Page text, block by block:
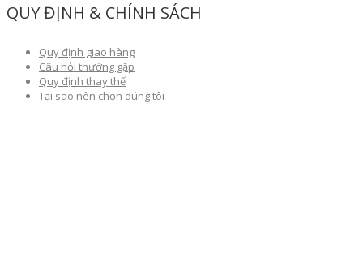
QUY ĐỊNH & CHÍNH SÁCH
Quy định giao hàng
Câu hỏi thường gặp
Quy định thay thế
Tại sao nên chọn dúng tôi